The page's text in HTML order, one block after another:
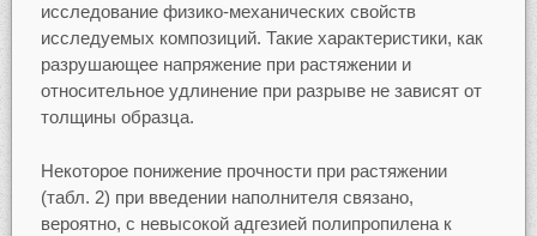
исследование физико-механических свойств
исследуемых композиций. Такие характеристики, как
разрушающее напряжение при растяжении и
относительное удлинение при разрыве не зависят от
толщины образца.
Некоторое понижение прочности при растяжении
(табл. 2) при введении наполнителя связано,
вероятно, с невысокой адгезией полипропилена к